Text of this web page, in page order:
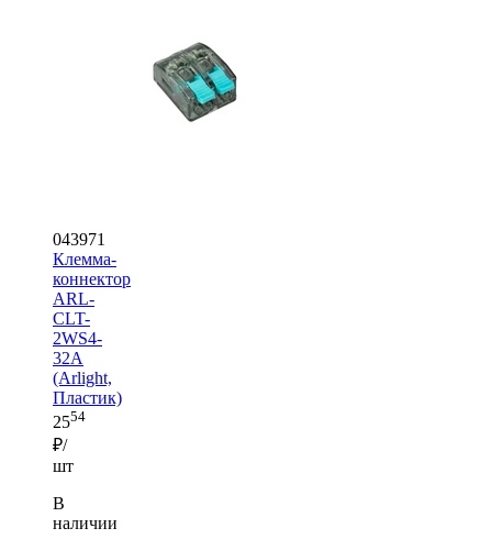
043971
Клемма-
коннектор
ARL-
CLT-
2WS4-
32A
(Arlight,
Пластик)
2554
₽/
шт
В
наличии